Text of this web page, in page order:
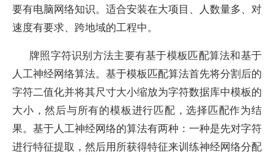
要有电脑网络知识。适合安装在大项目、人数量多、对
速度有要求、跨地域的工程中。
牌照字符识别方法主要有基于模板匹配算法和基于
人工神经网络算法。基于模板匹配算法首先将分割后的
字符二值化并将其尺寸大小缩放为字符数据库中模板的
大小，然后与所有的模板进行匹配，选择匹配作为结
果。基于人工神经网络的算法有两种：一种是先对字符
进行特征提取，然后用所获得特征来训练神经网络分配